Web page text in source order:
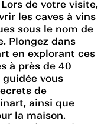
de votre visite,
les caves à vins
sous le nom de
Plongez dans
en explorant ces
à près de 40
vous
de
ainsi que
la maison.